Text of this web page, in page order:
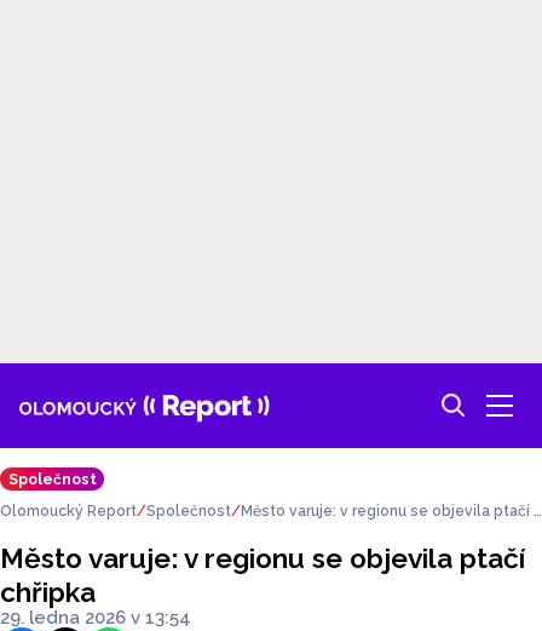
Společnost
Olomoucký Report Společnost
Město varuje: v regionu se objevila ptačí c
Město varuje: v regionu se objevila ptačí
chřipka
29. ledna 2026 v 13:54